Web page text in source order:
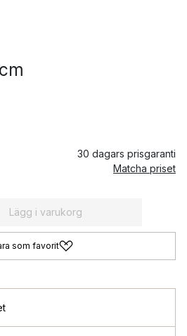
30 dagars prisgaranti
Matcha priset
Lägg i varukorg
som favorit